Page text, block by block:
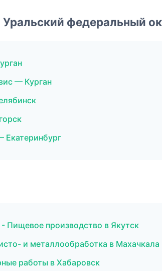
федеральный
— Курган
Пищевое производство в Якутск
и металлообработка в Махачкала
работы в Хабаровск